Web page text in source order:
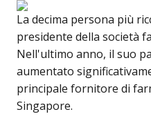
La decima persona più
presidente della società
Nell'ultimo anno, il suo
aumentato
principale fornitore di
Singapore.